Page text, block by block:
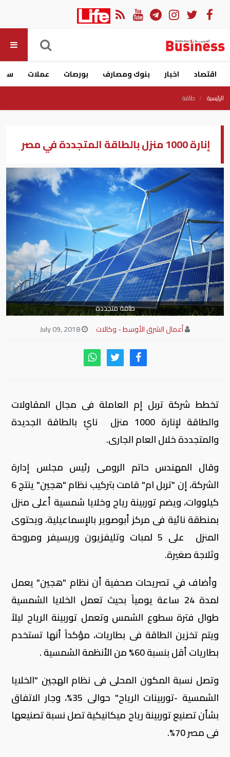
اقتصاد اخبار بنوك ومصارف بورصات عملات
الرئيسية طاقة
إنارة 1000 منزل بالطاقة المتجددة في مصر
طاقة متجددة
أعمال الشرق الأوسط - وكالات
تخطط شركة تربل إم العاملة فى مجال المقاولات
والطاقة لإنارة 1000 منزل نائٍ بالطاقة الجديدة
والمتجددة خلال العام الجارى.
وقال المهندس حاتم الرومى رئيس مجلس إدارة
الشركة، إن "تربل ام" قامت بتركيب نظام "هجين" ينتج 6
كيلووات، ويضم توربينة رياح وخلايا شمسية أعلى منزل
بمنطقة نائية فى مركز أبوصوير بالإسماعيلية، ويحتوى
المنزل على 5 لمبات وتليفزيون وريسيفر ومروحة
وثلاجة صغيرة.
وأضاف في تصريحات صحفية أن نظام "هجين" يعمل
لمدة 24 ساعة يومياً بحيث تعمل الخلايا الشمسية
طوال فترة سطوع الشمس وتعمل توربينة الرياح ليلاً
ويتم تخزين الطاقة فى بطاريات، مؤكداً أنها تستخدم
بطاريات أقل بنسبة 60% من الأنظمة الشمسية .
وتصل نسبة المكون المحلى فى نظام الهجين "الخلايا
الشمسية -توربينات الرياح" حوالى 35%، وجار الاتفاق
بشأن تصنيع توربينة رياح ميكانيكية تصل نسبة تصنيعها
فى مصر 70%.